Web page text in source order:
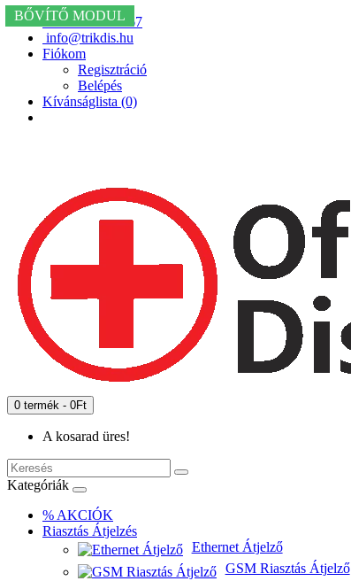
+36 20 234 6667
info@trikdis.hu
Fiókom
Regisztráció
Belépés
Kívánságlista (0)
0 termék - 0Ft
A kosarad üres!
Kategóriák
% AKCIÓK
Riasztás Átjelzés
Ethernet Átjelző
GSM Riasztás Átjelző
4G
4G
BŐVÍTŐ MODUL